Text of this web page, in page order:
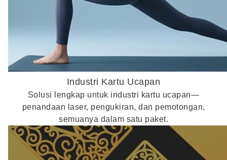
Industri Kartu Ucapan
Solusi lengkap untuk industri kartu ucapan—
penandaan laser, pengukiran, dan pemotongan,
semuanya dalam satu paket.